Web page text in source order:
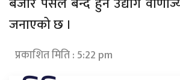
जनाएको छ ।
प्रकाशित मिति : 5:22 pm